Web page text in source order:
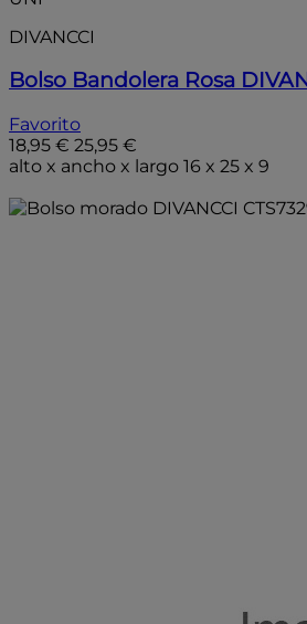
DIVANCCI
Bolso Bandolera Rosa
Favorito
18,95 € 25,95 €
alto x ancho x largo 16 x 25 x 9